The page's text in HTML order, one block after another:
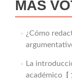
MÁS
¿Cómo
La
académico[